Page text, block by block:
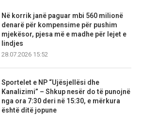
Në korrik janë paguar mbi 560 milionë
denarë për kompensime për pushim
mjekësor, pjesa më e madhe për lejet e
lindjes
28.07.2026 15:52
Sportelet e NP “Ujësjellësi dhe
Kanalizimi” – Shkup nesër do të punojnë
nga ora 7:30 deri në 15:30, e mërkura
është ditë jopune